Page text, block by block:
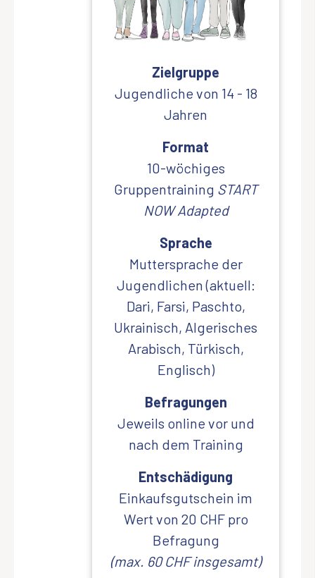
Zielgruppe
Jugendliche von 14 - 18
Jahren
Format
10-wöchiges
Gruppentraining START
NOW Adapted
Sprache
Muttersprache der
Jugendlichen (aktuell:
Dari, Farsi, Paschto,
Ukrainisch, Algerisches
Arabisch, Türkisch,
Englisch)
Befragungen
Jeweils online vor und
nach dem Training
Entschädigung
Einkaufsgutschein im
Wert von 20 CHF pro
Befragung
(max. 60 CHF insgesamt)